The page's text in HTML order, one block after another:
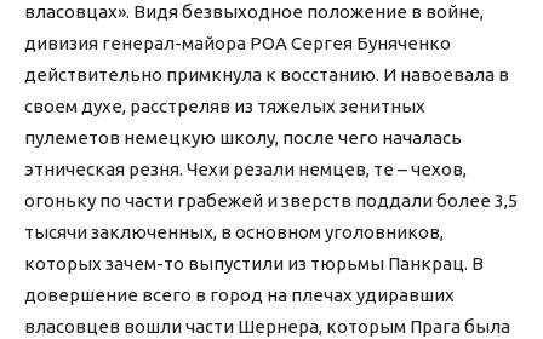
власовцах». Видя безвыходное положение в войне,
дивизия генерал-майора РОА Сергея Буняченко
действительно примкнула к восстанию. И навоевала в
своем духе, расстреляв из тяжелых зенитных
пулеметов немецкую школу, после чего началась
этническая резня. Чехи резали немцев, те – чехов,
огоньку по части грабежей и зверств поддали более 3,5
тысячи заключенных, в основном уголовников,
которых зачем-то выпустили из тюрьмы Панкрац. В
довершение всего в город на плечах удиравших
власовцев вошли части Шернера, которым Прага была